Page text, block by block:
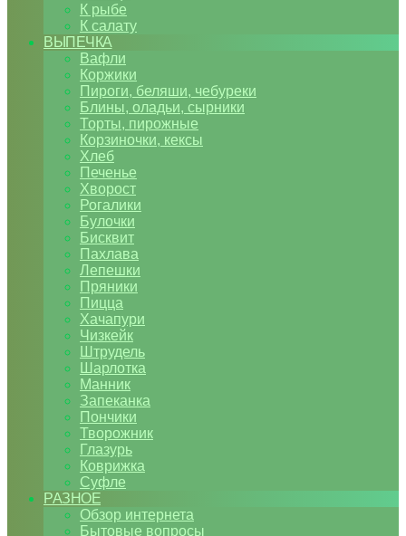
К рыбе
К салату
ВЫПЕЧКА
Вафли
Коржики
Пироги, беляши, чебуреки
Блины, оладьи, сырники
Торты, пирожные
Корзиночки, кексы
Хлеб
Печенье
Хворост
Рогалики
Булочки
Бисквит
Пахлава
Лепешки
Пряники
Пицца
Хачапури
Чизкейк
Штрудель
Шарлотка
Манник
Запеканка
Пончики
Творожник
Глазурь
Коврижка
Суфле
РАЗНОЕ
Обзор интернета
Бытовые вопросы